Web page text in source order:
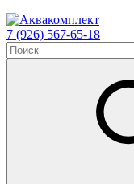
7 (926) 567-65-18